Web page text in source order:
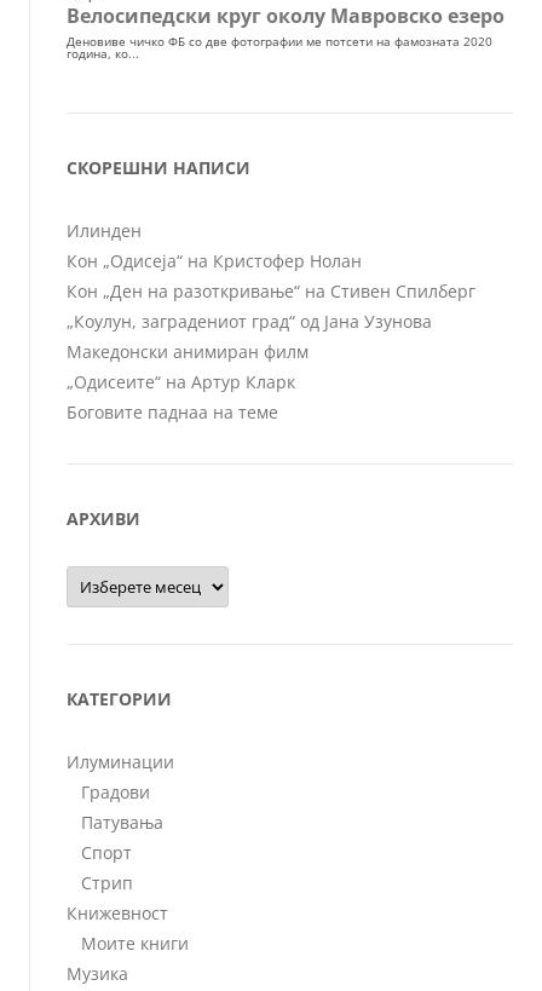
СКОРЕШНИ НАПИСИ
Илинден
Кон „Одисеја“ на Кристофер Нолан
Кон „Ден на разоткривање“ на Стивен Спилберг
„Коулун, заградениот град“ од Јана Узунова
Македонски анимиран филм
„Одисеите“ на Артур Кларк
Боговите паднаа на теме
АРХИВИ
Архиви
КАТЕГОРИИ
Илуминации
Градови
Патувања
Спорт
Стрип
Книжевност
Моите книги
Музика